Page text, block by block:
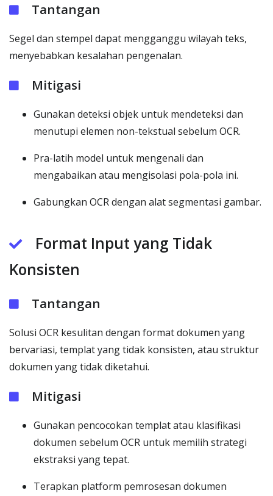
Tantangan
Segel dan stempel dapat mengganggu wilayah teks,
menyebabkan kesalahan pengenalan.
Mitigasi
Gunakan deteksi objek untuk mendeteksi dan
menutupi elemen non-tekstual sebelum OCR.
Pra-latih model untuk mengenali dan
mengabaikan atau mengisolasi pola-pola ini.
Gabungkan OCR dengan alat segmentasi gambar.
Format Input yang Tidak
Konsisten
Tantangan
Solusi OCR kesulitan dengan format dokumen yang
bervariasi, templat yang tidak konsisten, atau struktur
dokumen yang tidak diketahui.
Mitigasi
Gunakan pencocokan templat atau klasifikasi
dokumen sebelum OCR untuk memilih strategi
ekstraksi yang tepat.
Terapkan platform pemrosesan dokumen